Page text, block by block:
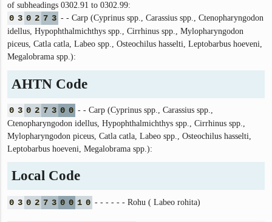
of subheadings 0302.91 to 0302.99:
0 3 0 2 7 3 - - Carp (Cyprinus spp., Carassius spp., Ctenopharyngodon
idellus, Hypophthalmichthys spp., Cirrhinus spp., Mylopharyngodon
piceus, Catla catla, Labeo spp., Osteochilus hasselti, Leptobarbus hoeveni,
Megalobrama spp.):
AHTN Code
0 3 0 2 7 3 0 0 - - Carp (Cyprinus spp., Carassius spp.,
Ctenopharyngodon idellus, Hypophthalmichthys spp., Cirrhinus spp.,
Mylopharyngodon piceus, Catla catla, Labeo spp., Osteochilus hasselti,
Leptobarbus hoeveni, Megalobrama spp.):
Local Code
0 3 0 2 7 3 0 0 1 0 - - - - - - Rohu ( Labeo rohita)